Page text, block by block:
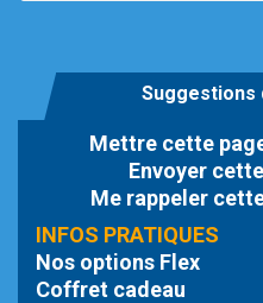
Mettre cette
Envoyer
Me rappeler
INFOS PRATIQUES
Nos options Flex
Coffret cadeau